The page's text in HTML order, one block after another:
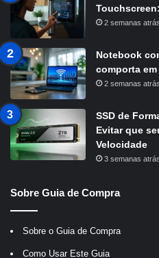
2 semanas atrás
Notebook
comporta
2 semanas atrás
SSD de
Evitar que
Velocidade
3 semanas atrás
Sobre Guia de Compra
Sobre o Guia de Compra
Como Usar Este Guia